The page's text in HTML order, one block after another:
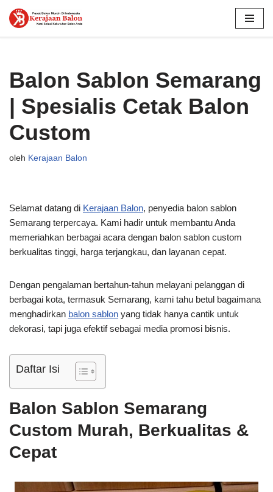
Balon Sablon Semarang
| Spesialis Cetak Balon
Custom
oleh Kerajaan Balon
Selamat datang di Kerajaan Balon, penyedia balon sablon
Semarang terpercaya. Kami hadir untuk membantu Anda
memeriahkan berbagai acara dengan balon sablon custom
berkualitas tinggi, harga terjangkau, dan layanan cepat.
Dengan pengalaman bertahun-tahun melayani pelanggan di
berbagai kota, termasuk Semarang, kami tahu betul bagaimana
menghadirkan balon sablon yang tidak hanya cantik untuk
dekorasi, tapi juga efektif sebagai media promosi bisnis.
Daftar Isi
Balon Sablon Semarang
Custom Murah, Berkualitas &
Cepat